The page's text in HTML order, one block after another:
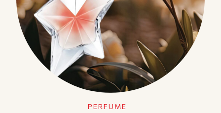
PERFUME